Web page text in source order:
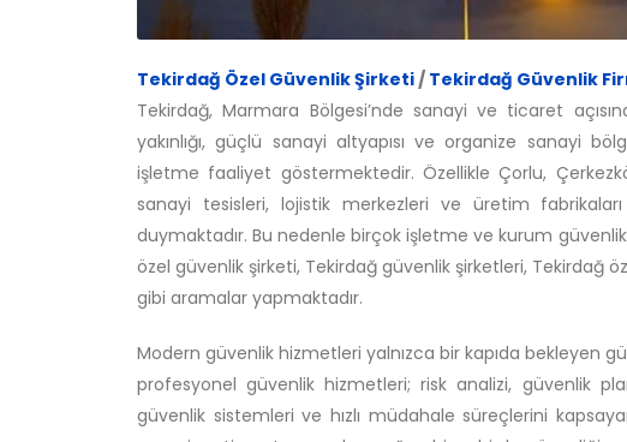
Tekirdağ Özel Güvenlik Şirketi/ Tekirdağ Güvenlik
Tekirdağ, Marmara Bölgesi’nde sanayi ve ticaret
yakınlığı, güçlü sanayi altyapısı ve organize sanayi
işletme faaliyet göstermektedir. Özellikle Çorlu,
sanayi tesisleri, lojistik merkezleri ve üretim
duymaktadır. Bu nedenle birçok işletme ve kurum
özel güvenlik şirketi, Tekirdağ güvenlik şirketleri, Tekirdağ
gibi aramalar yapmaktadır.
Modern güvenlik hizmetleri yalnızca bir kapıda bekleyen
profesyonel güvenlik hizmetleri; risk analizi, güvenlik
güvenlik sistemleri ve hızlı müdahale süreçlerini